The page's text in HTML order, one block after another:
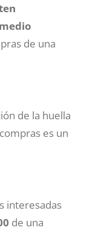
de una
de la huella
es un
interesadas
de una